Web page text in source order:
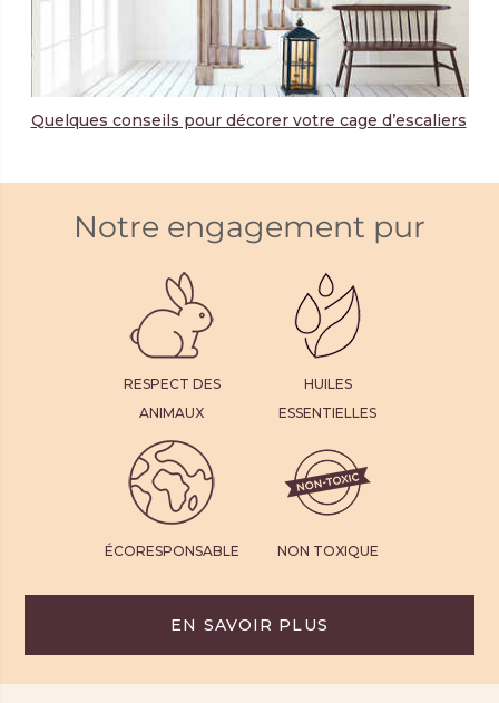
Quelques conseils pour décorer votre cage d’escaliers
Notre engagement pur
RESPECT DES
ANIMAUX
HUILES
ESSENTIELLES
ÉCORESPONSABLE NON TOXIQUE
EN SAVOIR PLUS